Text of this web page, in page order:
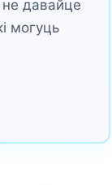
не давайце
могуць